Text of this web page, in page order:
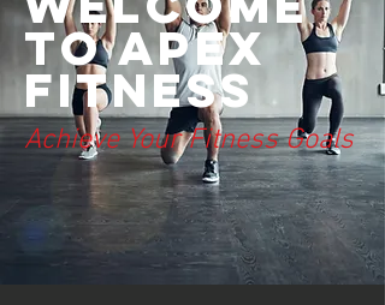
to Apex
Fitness
Achieve Your Fitness Goals